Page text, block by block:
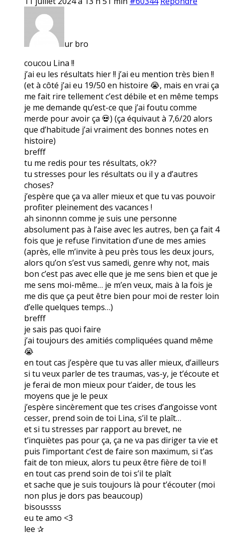
ur bro
coucou Lina !!
j’ai eu les résultats hier !! j’ai eu mention très bien !!
(et à côté j’ai eu 19/50 en histoire 😭, mais en vrai ça
me fait rire tellement c’est débile et en même temps
je me demande qu’est-ce que j’ai foutu comme
merde pour avoir ça 💀) (ça équivaut à 7,6/20 alors
que d’habitude j’ai vraiment des bonnes notes en
histoire)
brefff
tu me redis pour tes résultats, ok??
tu stresses pour les résultats ou il y a d’autres
choses?
j’espère que ça va aller mieux et que tu vas pouvoir
profiter pleinement des vacances !
ah sinonnn comme je suis une personne
absolument pas à l’aise avec les autres, ben ça fait 4
fois que je refuse l’invitation d’une de mes amies
(après, elle m’invite à peu près tous les deux jours,
alors qu’on s’est vus samedi, genre why not, mais
bon c’est pas avec elle que je me sens bien et que je
me sens moi-même… je m’en veux, mais à la fois je
me dis que ça peut être bien pour moi de rester loin
d’elle quelques temps…)
brefff
je sais pas quoi faire
j’ai toujours des amitiés compliquées quand même
😭
en tout cas j’espère que tu vas aller mieux, d’ailleurs
si tu veux parler de tes traumas, vas-y, je t’écoute et
je ferai de mon mieux pour t’aider, de tous les
moyens que je le peux
j’espère sincèrement que tes crises d’angoisse vont
cesser, prend soin de toi Lina, s’il te plaît…
et si tu stresses par rapport au brevet, ne
t’inquiètes pas pour ça, ça ne va pas diriger ta vie et
puis l’important c’est de faire son maximum, si t’as
fait de ton mieux, alors tu peux être fière de toi !!
en tout cas prend soin de toi s’il te plaît
et sache que je suis toujours là pour t’écouter (moi
non plus je dors pas beaucoup)
bisoussss
eu te amo <3
lee ✰